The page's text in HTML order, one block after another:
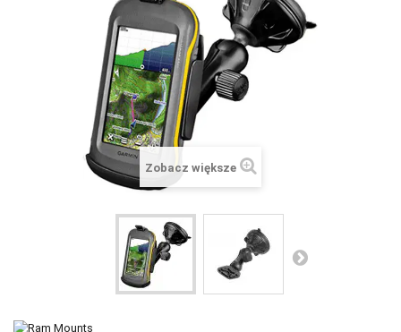
VOSTOK EUROPE ZEGARKI
VICTORINOX ZEGARKI
WENGER ZEGARKI
OBAKU DENMARK ZEGARKI
POLECANE PRODUKTY
Zobacz większe